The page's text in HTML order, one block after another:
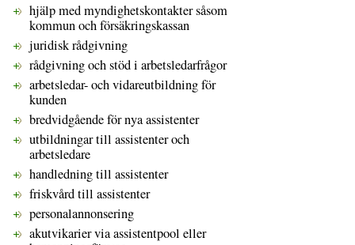
hjälp med myndighetskontakter såsom
kommun och försäkringskassan
juridisk rådgivning
rådgivning och stöd i arbetsledarfrågor
arbetsledar- och vidareutbildning för
kunden
bredvidgående för nya assistenter
utbildningar till assistenter och
arbetsledare
handledning till assistenter
friskvård till assistenter
personalannonsering
akutvikarier via assistentpool eller